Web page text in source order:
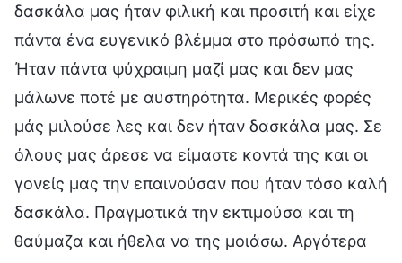
δασκάλα μας ήταν φιλική και προσιτή και είχε
πάντα ένα ευγενικό βλέμμα στο πρόσωπό της.
Ήταν πάντα ψύχραιμη μαζί μας και δεν μας
μάλωνε ποτέ με αυστηρότητα. Μερικές φορές
μάς μιλούσε λες και δεν ήταν δασκάλα μας. Σε
όλους μας άρεσε να είμαστε κοντά της και οι
γονείς μας την επαινούσαν που ήταν τόσο καλή
δασκάλα. Πραγματικά την εκτιμούσα και τη
θαύμαζα και ήθελα να της μοιάσω. Αργότερα